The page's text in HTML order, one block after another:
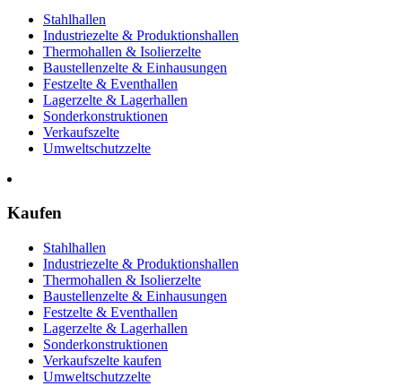
Stahlhallen
Industriezelte & Produktionshallen
Thermohallen & Isolierzelte
Baustellenzelte & Einhausungen
Festzelte & Eventhallen
Lagerzelte & Lagerhallen
Sonderkonstruktionen
Verkaufszelte
Umweltschutzzelte
Kaufen
Stahlhallen
Industriezelte & Produktionshallen
Thermohallen & Isolierzelte
Baustellenzelte & Einhausungen
Festzelte & Eventhallen
Lagerzelte & Lagerhallen
Sonderkonstruktionen
Verkaufszelte kaufen
Umweltschutzzelte